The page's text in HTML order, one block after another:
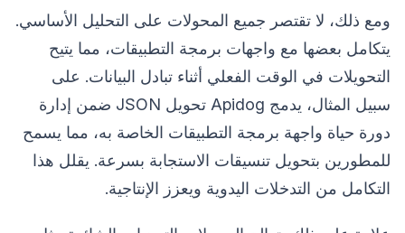
ومع ذلك، لا تقتصر جميع المحولات على التحليل الأساسي.
يتكامل بعضها مع واجهات برمجة التطبيقات، مما يتيح
التحويلات في الوقت الفعلي أثناء تبادل البيانات. على
سبيل المثال، يدمج Apidog تحويل JSON ضمن إدارة
دورة حياة واجهة برمجة التطبيقات الخاصة به، مما يسمح
للمطورين بتحويل تنسيقات الاستجابة بسرعة. يقلل هذا
التكامل من التدخلات اليدوية ويعزز الإنتاجية.